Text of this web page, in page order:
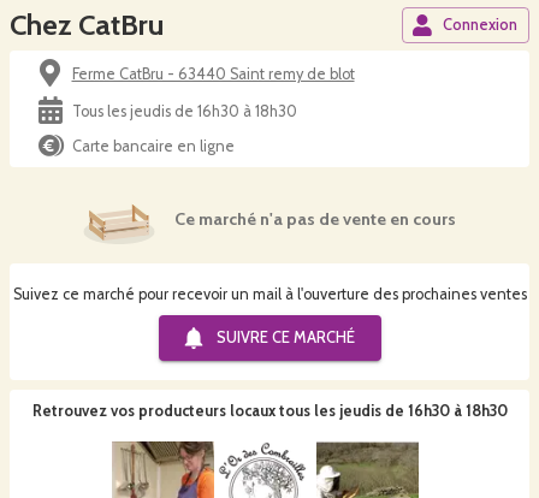
Chez CatBru Connexion
Ferme CatBru - 63440 Saint remy de blot
Tous les jeudis de 16h30 à 18h30
Carte bancaire en ligne
Ce marché n'a pas de vente en cours
Suivez ce marché pour recevoir un mail à l'ouverture des prochaines ventes
SUIVRE CE MARCHÉ
Retrouvez vos producteurs locaux tous les jeudis de 16h30 à 18h30